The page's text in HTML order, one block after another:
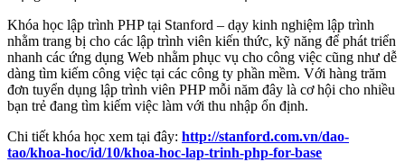
Khóa học lập trình PHP tại Stanford – dạy kinh nghiệm lập trình
nhằm trang bị cho các lập trình viên kiến thức, kỹ năng để phát triển
nhanh các ứng dụng Web nhằm phục vụ cho công việc cũng như dễ
dàng tìm kiếm công việc tại các công ty phần mềm. Với hàng trăm
đơn tuyển dụng lập trình viên PHP mỗi năm đây là cơ hội cho nhiều
bạn trẻ đang tìm kiếm việc làm với thu nhập ổn định.
Chi tiết khóa học xem tại đây: http://stanford.com.vn/dao-
tao/khoa-hoc/id/10/khoa-hoc-lap-trinh-php-for-base